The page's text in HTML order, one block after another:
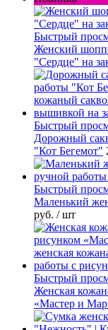
Быстрый
Женский
"Сердце" на
Быстрый
Дорожный
"Кот Бегемот"
Быстрый
Маленький
руб. / шт
Быстрый
Женская
«Мастер и